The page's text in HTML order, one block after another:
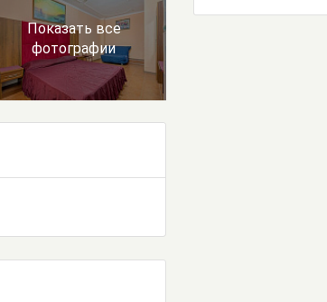
Показать все
фотографии